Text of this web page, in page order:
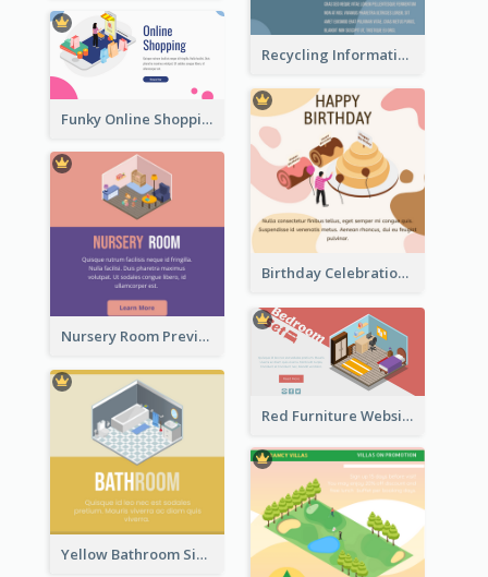
Recycling Information Graphic With Isometric Diagram
Funky Online Shopping Header With Isometric Diagram
Birthday Celebration Graphic With Cute Isometric Diagram
Nursery Room Preview With Isometric Diagram
Red Furniture Website Landing Page With Isometric Diagram
Yellow Bathroom Sign With Isometric Diagram